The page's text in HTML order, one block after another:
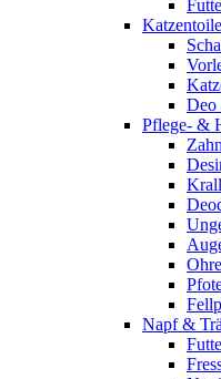
Deo
Pflege- &
Napf &